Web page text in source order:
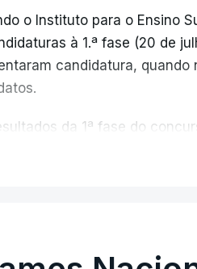
o Instituto para o Ensino
à 1.ª fase (20 de
candidatura,
da 1ª fase do
refere o Ministério da